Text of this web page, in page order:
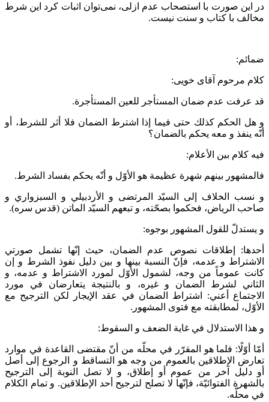
در این صورت با استصحاب عدم ازلی، نمی‌توان اثبات کرد این شرط
مخالف با کتاب و سنت نیست.
ضمائم:
کلام مرحوم آقای خویی:
قد عرفت عدم ضمان المستأجر للعين المستأجرة.
و هل الحكم كذلك حتى فيما إذا اشترط الضمان فلا أثر للشرط، أو
أنّه ينفذ و معه يحكم بالضمان؟
فيه كلام بين الأعلام:
فالمشهور بينهم شهرة عظيمة هو الأوّل و أنّه يحكم بفساد الشرط.
و نسب الخلاف إلى السيّد المرتضى و الأردبيلي و السبزواري و
صاحب الرياض، فحكموا بصحّته، و تبعهم السيّد الماتن (قدس سره).
و يستدلّ للقول المشهور بوجوه:
أحدها: إطلاقات نصوص عدم الضمان، حيث إنّها تشمل صورتي
الاشتراط و عدمه، فإنّ النسبة بينها و بين دليل نفوذ الشرط و إن
كانت عموماً من وجه، لشمول الأوّل لمورد الاشتراط و عدمه، و
الثاني لشرط الضمان و غيره، و بالنتيجة يتعارضان في مورد
الاجتماع أعني: اشتراط الضمان في عقد الإيجار لكن الترجيح مع
الأوّل، لمطابقته مع فتوى المشهور.
و هذا الاستدلال في غاية الضعف و السقوط:
أمّا أوّلًا: فلما هو المقرّر في محلّه من أنّ مقتضى القاعدة في موارد
تعارض الإطلاقين بالعموم من وجه هو التساقط و الرجوع إلى أصل
أو دليل آخر من عموم أو إطلاق، و لا تصل النوبة إلى الترجيح
بالشهرة الفتوائيّة، فإنّها لا تصلح لترجيح أحد الإطلاقين. و تمام الكلام
في محلّه.